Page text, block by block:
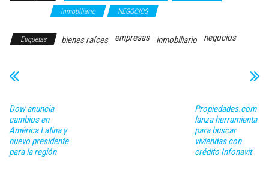
inmobiliario NEGOCIOS
Etiquetas bienes raíces empresas inmobiliario negocios
Dow anuncia
cambios en
América Latina y
nuevo presidente
para la región
Propiedades.com
lanza herramienta
para buscar
viviendas con
crédito Infonavit